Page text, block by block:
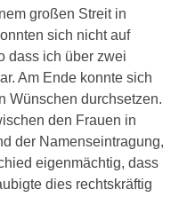
großen Streit in
sich nicht auf
dass ich über zwei
Am Ende konnte sich
Wünschen durchsetzen.
den Frauen in
der Namenseintragung,
eigenmächtig, dass
dies rechtskräftig